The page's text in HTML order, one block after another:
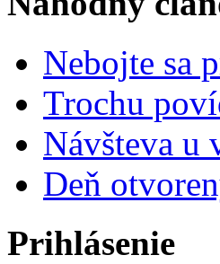
Nebojte sa
Trochu
Návšteva u
Deň
Prihlásenie